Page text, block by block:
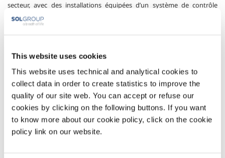
This website uses cookies
This website uses technical and analytical cookies to
collect data in order to create statistics to improve the
quality of our site web. You can accept or refuse our
cookies by clicking on the following buttons. If you want
to know more about our cookie policy, click on the cookie
policy link on our website.
secteur, avec des installations équipées d’un système de contrôle
continu de la qualité d’azote conforme aux exigences des clients.
de pression (PSA), soit des technologies avec des membranes
polymères, soit des technologies de distillations fractionnées avec des
colonnes cryogéniques, toutes fournies sur des SKID de façon à
minimiser les opérations de mise en place ; elles disposent de
capacités de production adaptables aux différents besoins des clients,
avec une pureté de production qui peut atteindre une teneur en azote
de 99,999 % et une gamme de capacités de quelques dizaines de litres
par minute à plus de 1 000 m³/h.